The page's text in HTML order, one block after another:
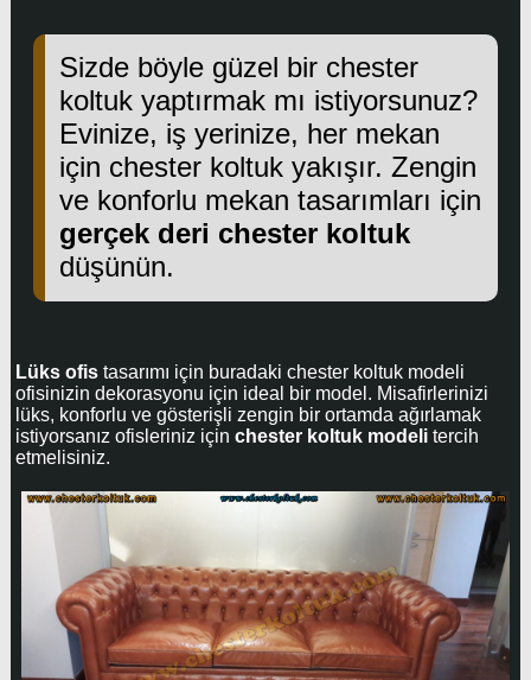
Sizde böyle güzel bir chester
koltuk yaptırmak mı istiyorsunuz?
Evinize, iş yerinize, her mekan
için chester koltuk yakışır. Zengin
ve konforlu mekan tasarımları için
gerçek deri chester koltuk
düşünün.
Lüks ofis tasarımı için buradaki chester koltuk modeli
ofisinizin dekorasyonu için ideal bir model. Misafirlerinizi
lüks, konforlu ve gösterişli zengin bir ortamda ağırlamak
istiyorsanız ofisleriniz içinchester koltuk modeli tercih
etmelisiniz.